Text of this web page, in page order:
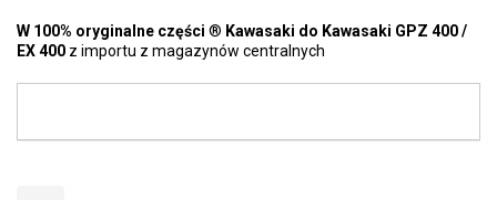
W 100% oryginalne części ® Kawasaki do Kawasaki GPZ 400 /
EX 400 z importu z magazynów centralnych